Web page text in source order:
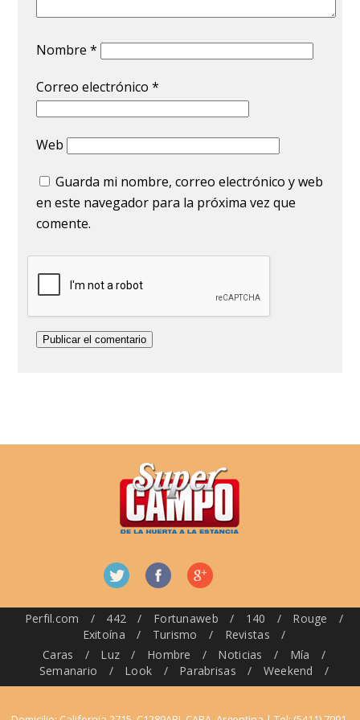
Nombre*
Correo electrónico*
Web
Guarda mi nombre, correo electrónico y web
en este navegador para la próxima vez que
comente.
Perfil.com / 442 / Fortunaweb / 140 / Rouge
/
Exitoína
/ Turismo / Revistas
/
Caras
/ Luz / Hombre / Noticias / Mía
/
Semanario
/ Look / Parabrisas / Weekend /